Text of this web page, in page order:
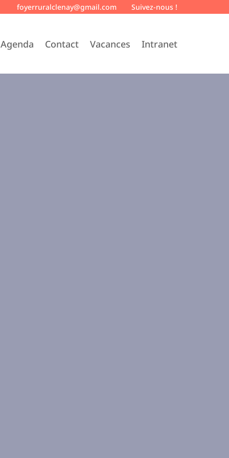
foyerruralclenay@gmail.com Suivez-nous !
Agenda Contact Vacances Intranet